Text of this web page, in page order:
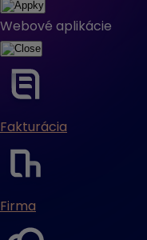
Webové aplikácie
Fakturácia
Firma